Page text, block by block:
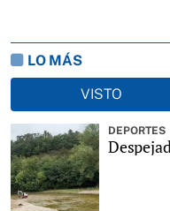
LO MÁS
VISTO
DEPORTES